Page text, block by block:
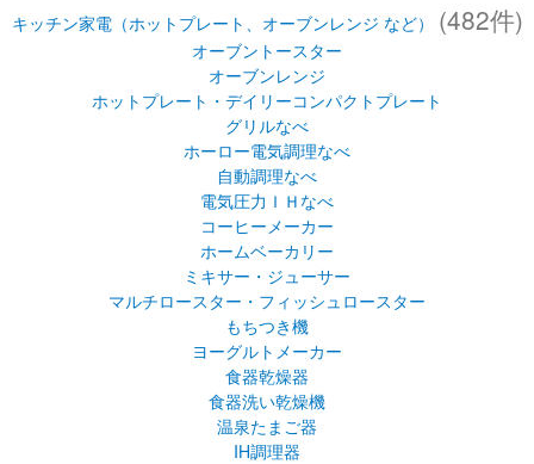
キッチン家電（ホットプレート、オーブンレンジ など） (482件)
オーブントースター
オーブンレンジ
ホットプレート・デイリーコンパクトプレート
グリルなべ
ホーロー電気調理なべ
自動調理なべ
電気圧力ＩＨなべ
コーヒーメーカー
ホームベーカリー
ミキサー・ジューサー
マルチロースター・フィッシュロースター
もちつき機
ヨーグルトメーカー
食器乾燥器
食器洗い乾燥機
温泉たまご器
IH調理器